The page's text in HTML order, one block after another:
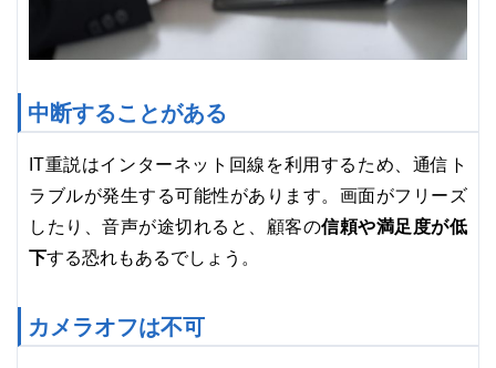
中断することがある
IT重説はインターネット回線を利用するため、通信ト
ラブルが発生する可能性があります。画面がフリーズ
したり、音声が途切れると、顧客の信頼や満足度が低
下する恐れもあるでしょう。
カメラオフは不可